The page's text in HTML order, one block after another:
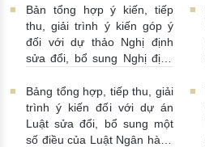
về thuế
22/07/2026 |
14:54:00
định thời hạn lưu trữ hồ sơ,
tài liệu ngành Ngân hàng
16/07/2026 | 10:00:00
Bản tổng hợp ý kiến, tiếp
thu, giải trình ý kiến góp ý
đối với dự thảo Nghị định
sửa đổi, bổ sung Nghị định
13/07/2026 | 16:00:00
Bảng tổng hợp, tiếp thu, giải
trình ý kiến đối với dự án
Luật sửa đổi, bổ sung một
số điều của Luật Ngân hàng